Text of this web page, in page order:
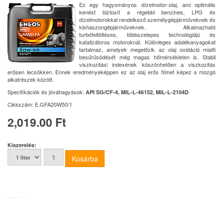
Ez egy hagyományos dízelmotor-olaj, ami optimális
kenést biztosít a régebbi benzines, LPG és
dízelmotorokkal rendelkező személygépjárműveknek és
kishaszongépjárműveknek. Alkalmazható
turbófeltöltéses, többszelepes technológiájú és
katalizátoros motoroknál. Különleges adalékanyagokat
tartalmaz, amelyek megelőzik az olaj oxidáció miatti
besűrűsödését még magas hőmérsékleten is. Stabil
viszkozitási indexének köszönhetően a viszkozitás
erősen lecsökken. Ennek eredményeképpen ez az olaj erős filmet képez a mozgó
alkatrészek között.
Specifikációk és jóváhagyások: API SG/CF-4, MIL-L-46152, MIL-L-2104D
Cikkszám: E.GFA20W50/1
2,019.00 Ft
Kiszerelés: